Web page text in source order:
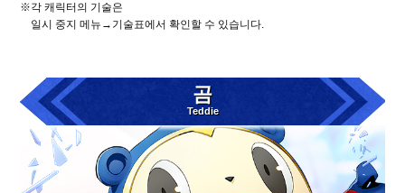
※각 캐릭터의 기술은
일시 중지 메뉴→기술표에서 확인할 수 있습니다.
곰
Teddie